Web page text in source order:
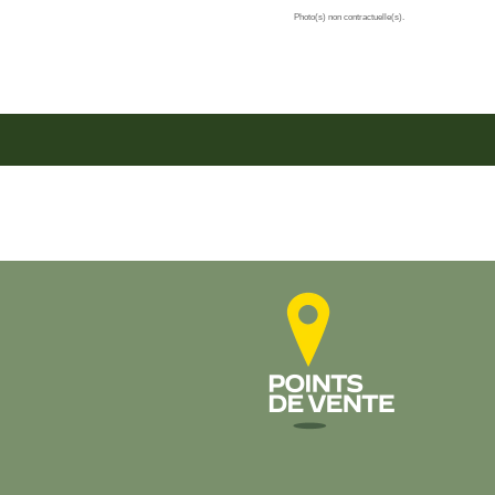
Photo(s) non contractuelle(s).